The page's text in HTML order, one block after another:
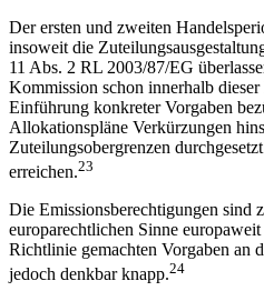
Der ersten und zweiten
insoweit die
11 Abs. 2 RL 2003/87/EG
Kommission schon innerhalb
Einführung konkreter Vorgaben
Allokationspläne Verkürzungen
Zuteilungsobergrenzen
erreichen.23
Die Emissionsberechtigungen sind
europarechtlichen Sinne
Richtlinie gemachten Vorgaben an
jedoch denkbar knapp.24